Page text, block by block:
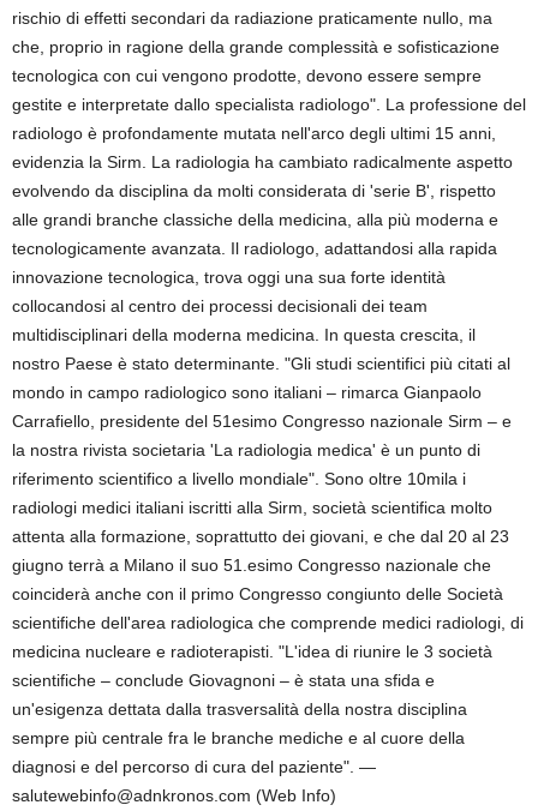
rischio di effetti secondari da radiazione praticamente nullo, ma
che, proprio in ragione della grande complessità e sofisticazione
tecnologica con cui vengono prodotte, devono essere sempre
gestite e interpretate dallo specialista radiologo". La professione del
radiologo è profondamente mutata nell'arco degli ultimi 15 anni,
evidenzia la Sirm. La radiologia ha cambiato radicalmente aspetto
evolvendo da disciplina da molti considerata di 'serie B', rispetto
alle grandi branche classiche della medicina, alla più moderna e
tecnologicamente avanzata. Il radiologo, adattandosi alla rapida
innovazione tecnologica, trova oggi una sua forte identità
collocandosi al centro dei processi decisionali dei team
multidisciplinari della moderna medicina. In questa crescita, il
nostro Paese è stato determinante. "Gli studi scientifici più citati al
mondo in campo radiologico sono italiani – rimarca Gianpaolo
Carrafiello, presidente del 51esimo Congresso nazionale Sirm – e
la nostra rivista societaria 'La radiologia medica' è un punto di
riferimento scientifico a livello mondiale". Sono oltre 10mila i
radiologi medici italiani iscritti alla Sirm, società scientifica molto
attenta alla formazione, soprattutto dei giovani, e che dal 20 al 23
giugno terrà a Milano il suo 51.esimo Congresso nazionale che
coinciderà anche con il primo Congresso congiunto delle Società
scientifiche dell'area radiologica che comprende medici radiologi, di
medicina nucleare e radioterapisti. "L'idea di riunire le 3 società
scientifiche – conclude Giovagnoni – è stata una sfida e
un'esigenza dettata dalla trasversalità della nostra disciplina
sempre più centrale fra le branche mediche e al cuore della
diagnosi e del percorso di cura del paziente". —
salutewebinfo@adnkronos.com (Web Info)